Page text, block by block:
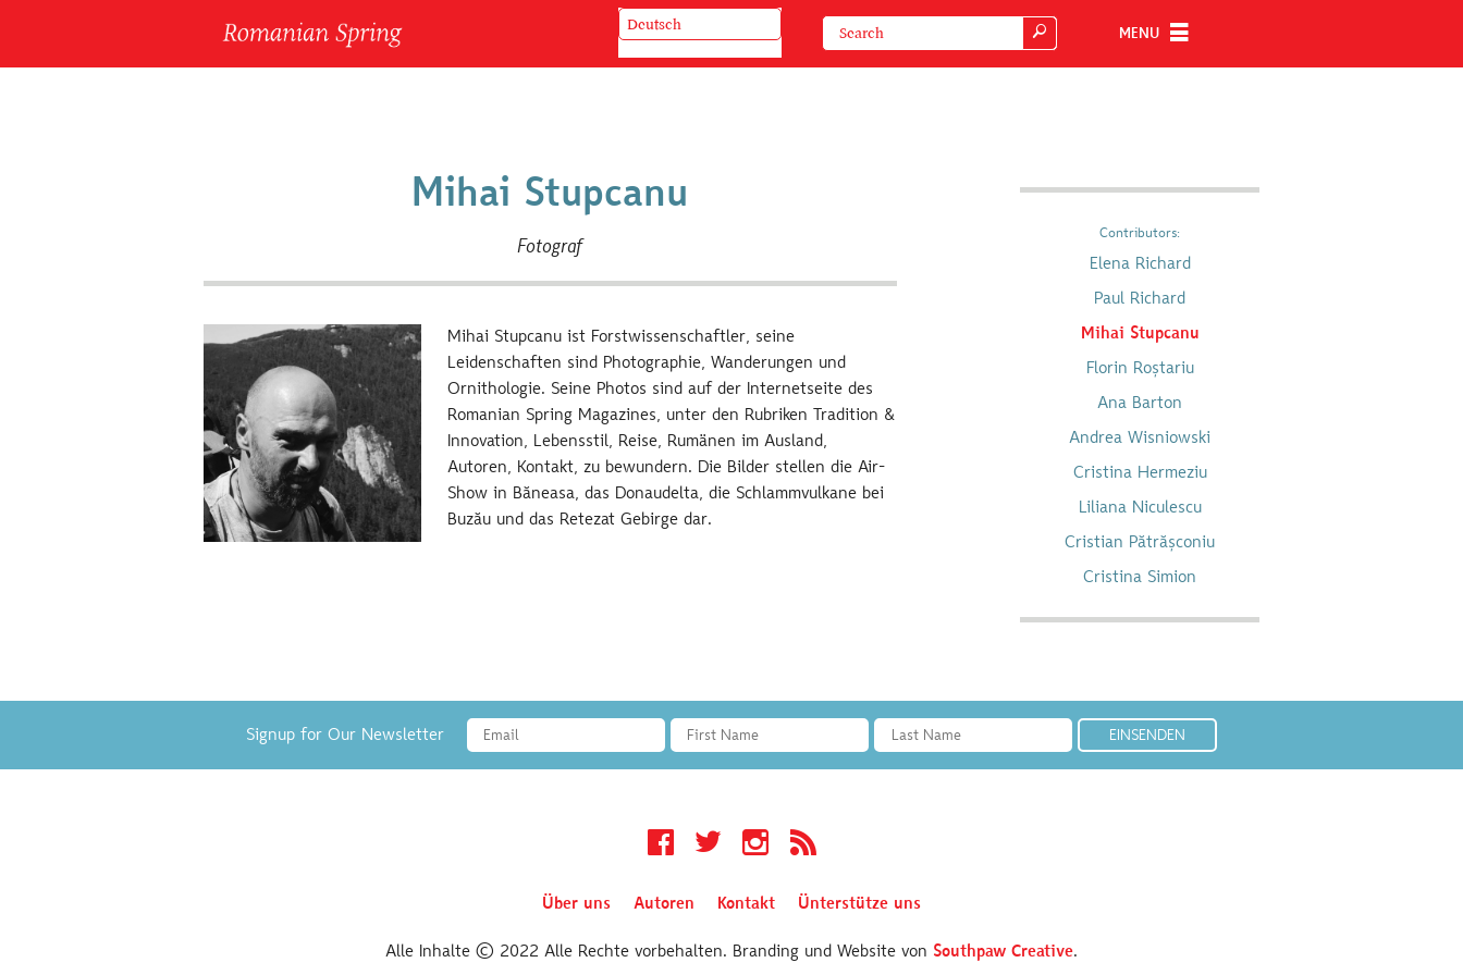
Deutsch
MENU
Mihai Stupcanu
Fotograf
Mihai Stupcanu ist Forstwissenschaftler, seine
Leidenschaften sind Photographie, Wanderungen und
Ornithologie. Seine Photos sind auf der Internetseite des
Romanian Spring Magazines, unter den Rubriken Tradition &
Innovation, Lebensstil, Reise, Rumänen im Ausland,
Autoren, Kontakt, zu bewundern. Die Bilder stellen die Air-
Show in Băneasa, das Donaudelta, die Schlammvulkane bei
Buzău und das Retezat Gebirge dar.
Contributors:
Elena Richard
Paul Richard
Mihai Stupcanu
Florin Roștariu
Ana Barton
Andrea Wisniowski
Cristina Hermeziu
Liliana Niculescu
Cristian Pătrășconiu
Cristina Simion
Signup for Our Newsletter
Facebook Twitter Instagram RSS
Über uns Autoren Kontakt Ünterstütze uns
Alle Inhalte © 2022 Alle Rechte vorbehalten. Branding und Website von Southpaw Creative.